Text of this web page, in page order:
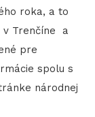
roka, a to
v Trenčíne a
pre
spolu s
národnej